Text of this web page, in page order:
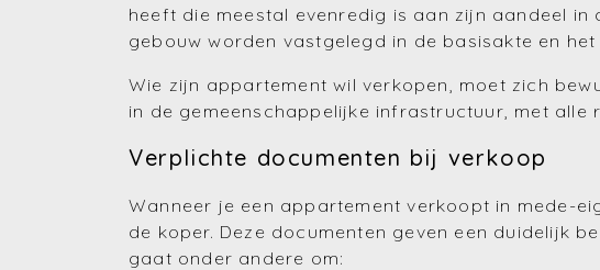
heeft die meestal evenredig is aan zijn aandeel
gebouw worden vastgelegd in de basisakte en
Wie zijn appartement wil verkopen, moet zich
in de gemeenschappelijke infrastructuur, met
Verplichte documenten bij verkoop
Wanneer je een appartement verkoopt in mede-
de koper. Deze documenten geven een duidelijk
gaat onder andere om: